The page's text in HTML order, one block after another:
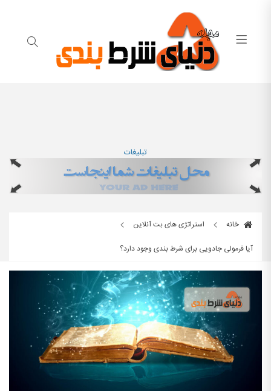
تبلیغات
خانه
استراتژی های بت آنلاین
آیا فرمولی جادویی برای شرط بندی وجود دارد؟